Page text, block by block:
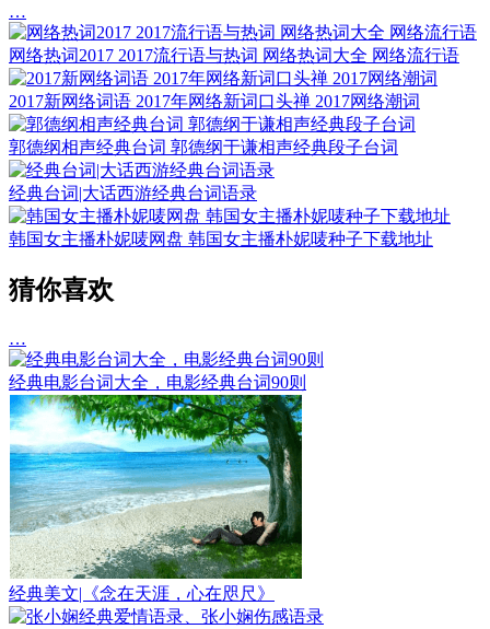
…
网络热词2017 2017流行语与热词 网络热词大全 网络流行语
2017新网络词语 2017年网络新词口头禅 2017网络潮词
郭德纲相声经典台词 郭德纲于谦相声经典段子台词
经典台词|大话西游经典台词语录
韩国女主播朴妮唛网盘 韩国女主播朴妮唛种子下载地址
猜你喜欢
…
经典电影台词大全，电影经典台词90则
经典美文|《念在天涯，心在咫尺》